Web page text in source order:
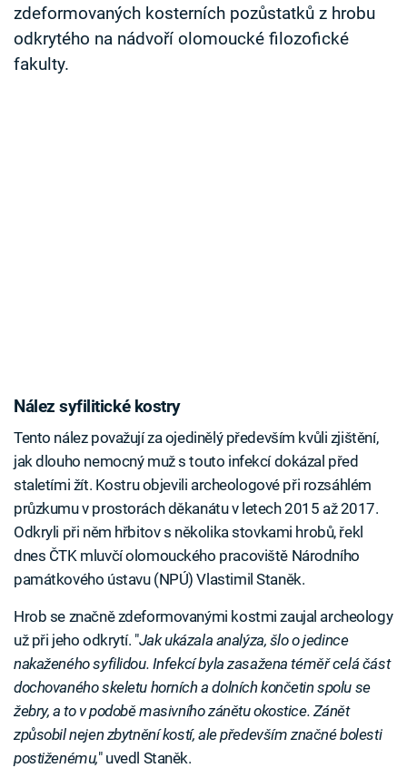
zdeformovaných kosterních pozůstatků z hrobu
odkrytého na nádvoří olomoucké filozofické
fakulty.
Nález syfilitické kostry
Tento nález považují za ojedinělý především kvůli zjištění,
jak dlouho nemocný muž s touto infekcí dokázal před
staletími žít. Kostru objevili archeologové při rozsáhlém
průzkumu v prostorách děkanátu v letech 2015 až 2017.
Odkryli při něm hřbitov s několika stovkami hrobů, řekl
dnes ČTK mluvčí olomouckého pracoviště Národního
památkového ústavu (NPÚ) Vlastimil Staněk.
Hrob se značně zdeformovanými kostmi zaujal archeology
už při jeho odkrytí. "Jak ukázala analýza, šlo o jedince
nakaženého syfilidou. Infekcí byla zasažena téměř celá část
dochovaného skeletu horních a dolních končetin spolu se
žebry, a to v podobě masivního zánětu okostice. Zánět
způsobil nejen zbytnění kostí, ale především značné bolesti
postiženému," uvedl Staněk.